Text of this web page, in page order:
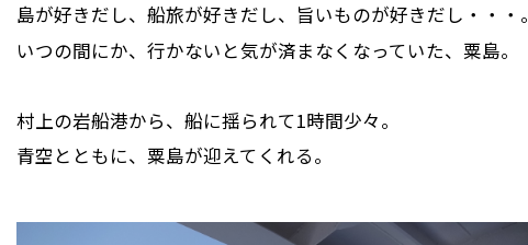
島が好きだし、船旅が好きだし、旨いものが好きだし・・・。
いつの間にか、行かないと気が済まなくなっていた、粟島。
村上の岩船港から、船に揺られて1時間少々。
青空とともに、粟島が迎えてくれる。